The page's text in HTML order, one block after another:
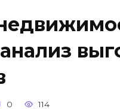
0 114